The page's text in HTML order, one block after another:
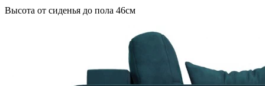
Высота от сиденья до пола 46см